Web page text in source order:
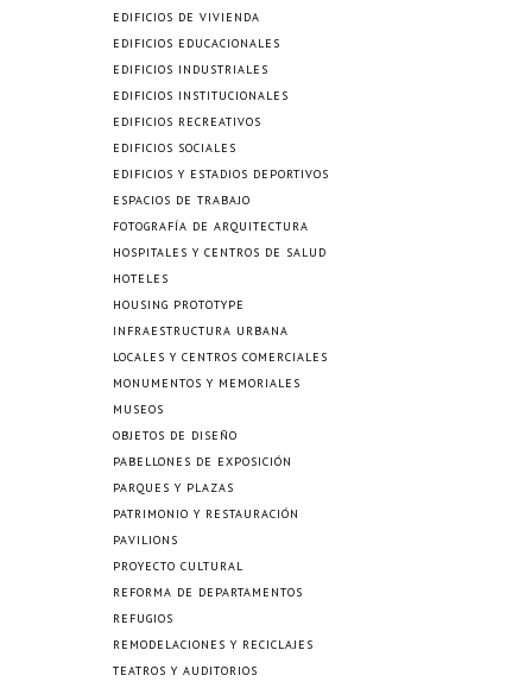
EDIFICIOS DE VIVIENDA
EDIFICIOS EDUCACIONALES
EDIFICIOS INDUSTRIALES
EDIFICIOS INSTITUCIONALES
EDIFICIOS RECREATIVOS
EDIFICIOS SOCIALES
EDIFICIOS Y ESTADIOS DEPORTIVOS
ESPACIOS DE TRABAJO
FOTOGRAFÍA DE ARQUITECTURA
HOSPITALES Y CENTROS DE SALUD
HOTELES
HOUSING PROTOTYPE
INFRAESTRUCTURA URBANA
LOCALES Y CENTROS COMERCIALES
MONUMENTOS Y MEMORIALES
MUSEOS
OBJETOS DE DISEÑO
PABELLONES DE EXPOSICIÓN
PARQUES Y PLAZAS
PATRIMONIO Y RESTAURACIÓN
PAVILIONS
PROYECTO CULTURAL
REFORMA DE DEPARTAMENTOS
REFUGIOS
REMODELACIONES Y RECICLAJES
TEATROS Y AUDITORIOS